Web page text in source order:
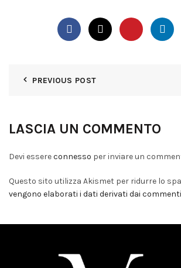
PREVIOUS POST
LASCIA UN COMMENTO
Devi essereconnesso per inviare un
Questo sito utilizza Akismet per ridurre lo
vengono elaborati i dati derivati dai commenti